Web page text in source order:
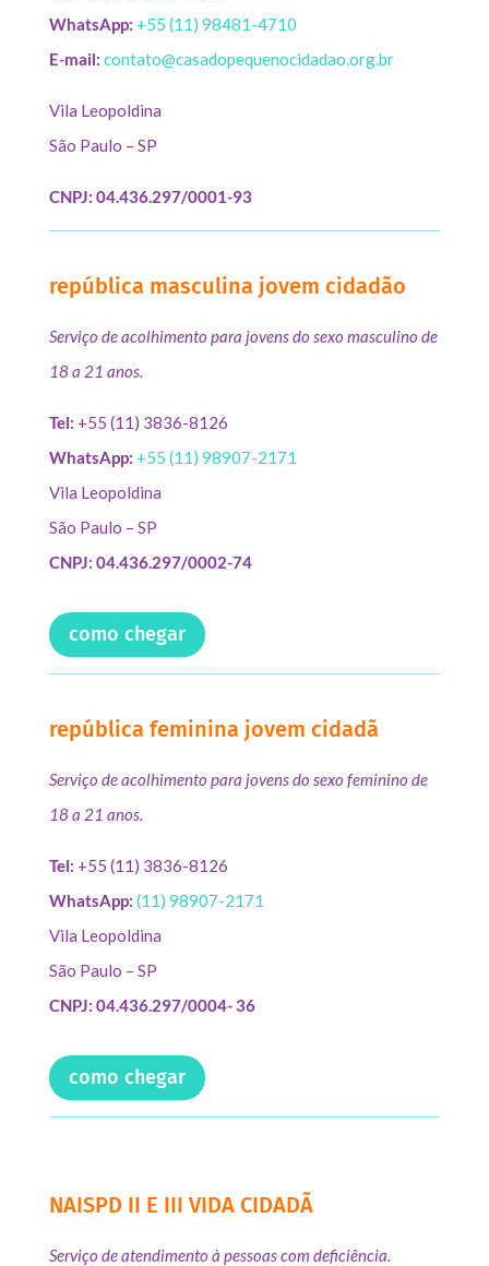
WhatsApp: +55 (11) 98481-4710
E-mail: contato@casadopequenocidadao.org.br
Vila Leopoldina
São Paulo – SP
CNPJ: 04.436.297/0001-93
república masculina jovem cidadão
Serviço de acolhimento para jovens do sexo masculino de
18 a 21 anos.
Tel: +55 (11) 3836-8126
WhatsApp: +55 (11) 98907-2171
Vila Leopoldina
São Paulo – SP
CNPJ: 04.436.297/0002-74
como chegar
república feminina jovem cidadã
Serviço de acolhimento para jovens do sexo feminino de
18 a 21 anos.
Tel: +55 (11) 3836-8126
WhatsApp: (11) 98907-2171
Vila Leopoldina
São Paulo – SP
CNPJ: 04.436.297/0004- 36
como chegar
NAISPD II E III VIDA CIDADÃ
Serviço de atendimento à pessoas com deficiência.